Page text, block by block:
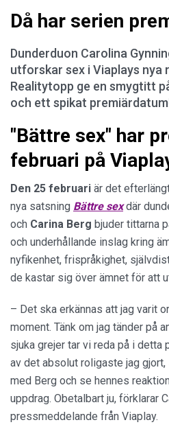
Då har serien
Dunderduon Carolina
utforskar sex i Viaplays nya
Realitytopp ge en smygtitt
och ett spikat
"Bättre sex" har
februari på
Den 25 februari är det
nya satsning Bättre sexdär
och Carina Berg bjuder tittarna
och underhållande inslag kring
nyfikenhet, frispråkighet,
de kastar sig över ämnet för att
– Det ska erkännas att jag varit
moment. Tänk om jag tänder på
sjuka grejer tar vi reda på i detta
av det absolut roligaste jag
med Berg och se hennes
uppdrag. Obetalbart ju, förklarar
pressmeddelande från Viaplay.